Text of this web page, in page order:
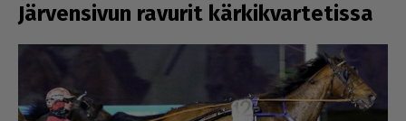
Jär­ven­si­vun ravurit kär­kik­var­te­tissa